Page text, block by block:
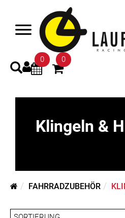
0 0
Klingeln &
FAHRRADZUBEHÖR